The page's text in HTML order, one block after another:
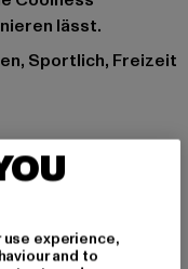
lässt.
Sportlich, Freizeit
experience,
and to